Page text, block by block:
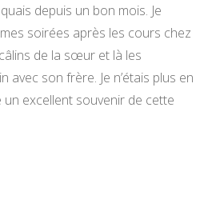
depuis un bon mois. Je
soirées après les cours chez
de la sœur et là les
avec son frère. Je n’étais plus en
excellent souvenir de cette